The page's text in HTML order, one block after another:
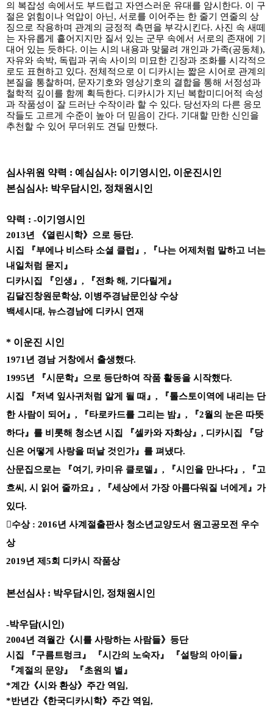
의 복잡성 속에서도 부드럽고 자연스러운 유대를 암시한다. 이 구
절은 얽힘이나 억압이 아닌, 서로를 이어주는 한 줄기 연줄의 상
징으로 작용하며 관계의 긍정적 측면을 부각시킨다. 사진 속 새떼
는 자유롭게 흩어지지만 질서 있는 군무 속에서 서로의 존재에 기
대어 있는 듯하다. 이는 시의 내용과 맞물려 개인과 가족(공동체 ),
자유와 속박, 독립과 귀속 사이의 미묘한 긴장과 조화를 시각적으
로도 표현하고 있다. 전체적으로 이 디카시는 짧은 시어로 관계의
본질을 통찰하며 , 문자기호와 영상기호의 결합을 통해 서정성과
철학적 깊이를 함께 획득한다. 디카시가 지닌 복합미디어적 속성
과 작품성이 잘 드러난 수작이라 할 수 있다. 당선자의 다른 응모
작들도 고르게 수준이 높아 더 믿음이 간다. 기대할 만한 신인을
추천할 수 있어 무더위도 견딜 만했다.
심사위원 약력 : 예심심사: 이기영시인, 이운진시인
본심심사: 박우담시인, 정채원시인
약력 : -이기영시인
2013년 《열린시학》 으로 등단.
시집
『부에나 비스타 소셜 클럽 』 , 『나는 어제처럼 말하고 너는
내일처럼 묻지 』
디카시집
『인생 』 , 『전화 해, 기다릴게
』
김달진창원문학상, 이병주경남문인상 수상
백세시대, 뉴스경남에 디카시 연재
* 이운진 시인
1971 년 경남 거창에서 출생했다.
1995년 『시문학』 으로 등단하여 작품 활동을 시작했다.
시집
『저녁 잎사귀처럼 알게 될 때 』 , 『톨스토이역에 내리는 단
한 사람이 되어 』 , 『타로카드를 그리는 밤』 , 『2월의 눈은 따뜻
하다』 를 비롯해 청소년 시집 『셀카와 자화상』 , 디카시집 『당
신은 어떻게 사랑을 떠날 것인가』 를 펴냈다.
산문집으로는
『여기 , 카미유 클로델 』 , 『시인을 만나다』 , 『고
흐씨 , 시 읽어 줄까요 』 , 『세상에서 가장 아름다워질 너에게 』 가
있다.
수상 : 2016년 사계절출판사 청소년교양도서 원고공모전 우수
상
2019년 제 5회 디카시 작품상
본선심사 : 박우담시인, 정채원시인
-박우담(시인)
2004년 격월간《시를 사랑하는 사람들》 등단
시집
『구름트렁크 』 『시간의 노숙자』 『설탕의 아이들 』
『계절의 문양』 『초원의 별 』
*계간《시와 환상》 주간 역임,
*반년간《한국디카시학》 주간 역임,